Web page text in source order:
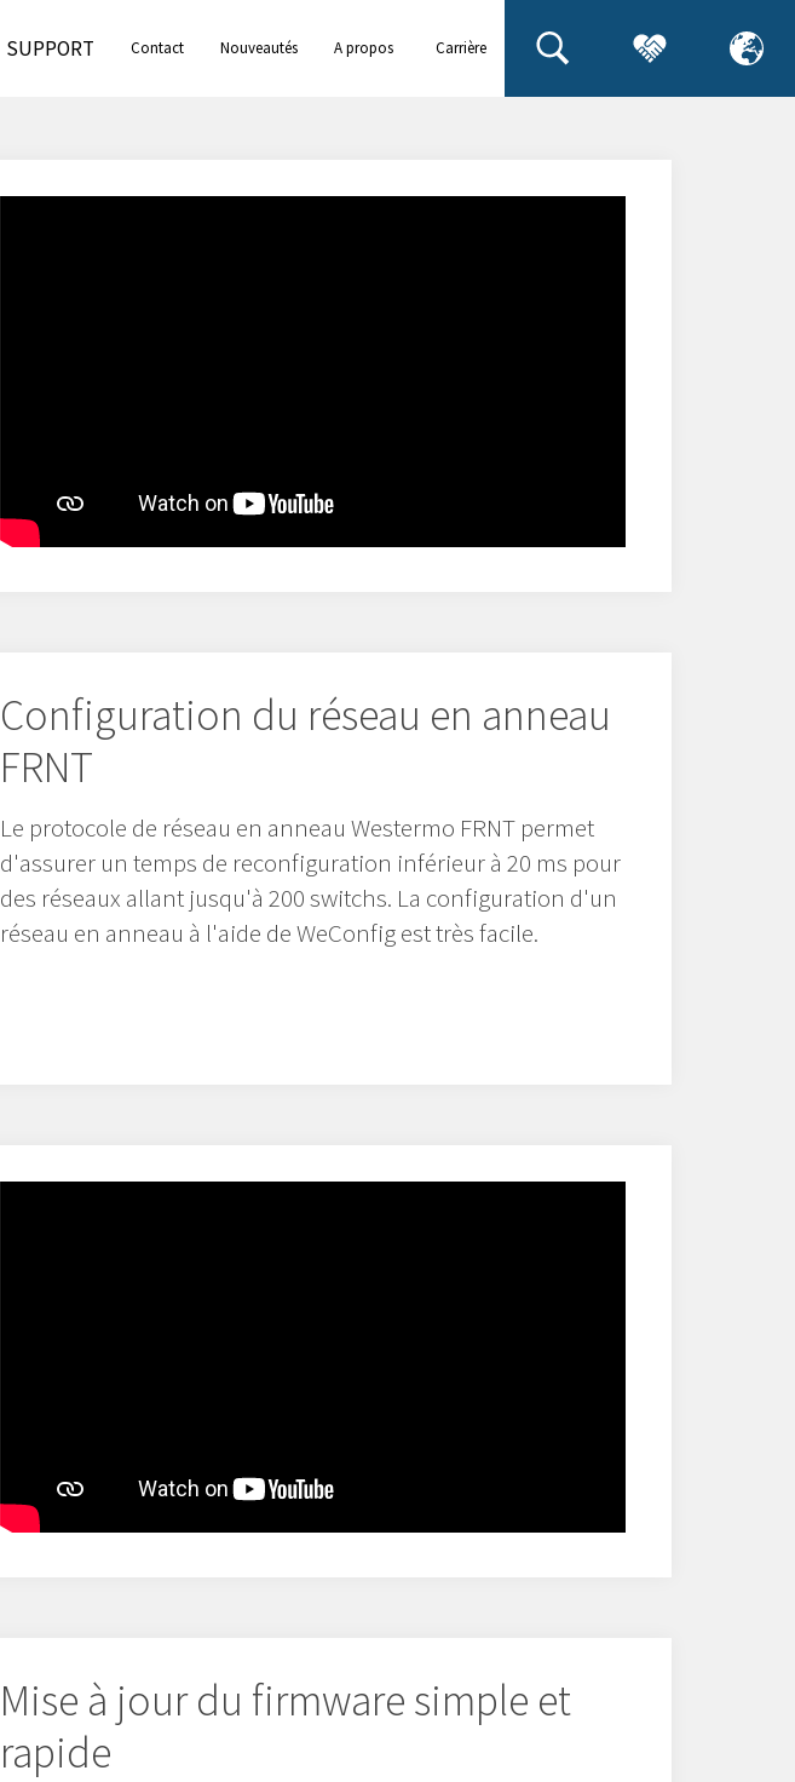
SUPPORT Contact
Nouveautés
A propos
Carrière
Configuration du réseau en anneau
FRNT
Le protocole de réseau en anneau Westermo FRNT permet
d'assurer un temps de reconfiguration inférieur à 20 ms pour
des réseaux allant jusqu'à 200 switchs. La configuration d'un
réseau en anneau à l'aide de WeConfig est très facile.
Mise à jour du firmware simple et
rapide